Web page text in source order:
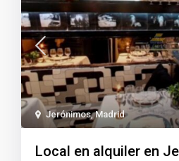
Jerónimos,Madrid
Local en alquiler en